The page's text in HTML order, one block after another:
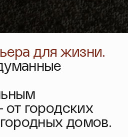
для жизни.
городских
домов.